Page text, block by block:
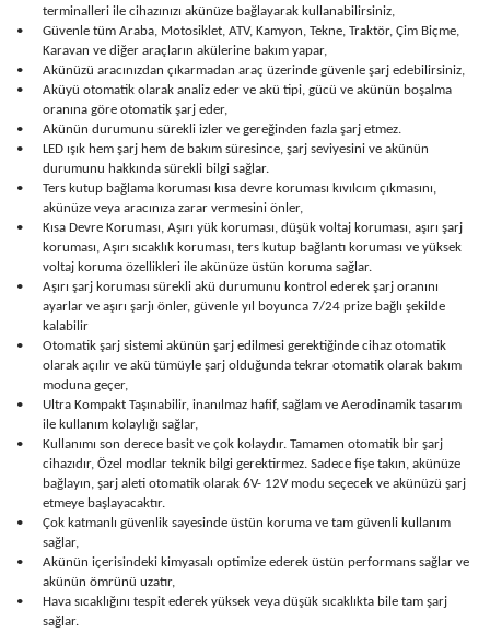
terminalleri ile cihazınızı akünüze bağlayarak kullanabilirsiniz,
•
Güvenle tüm Araba, Motosiklet, ATV, Kamyon, Tekne, Traktör, Çim Biçme,
Karavan ve diğer araçların akülerine bakım yapar,
•
Akünüzü aracınızdan çıkarmadan araç üzerinde güvenle şarj edebilirsiniz,
•
Aküyü otomatik olarak analiz eder ve akü tipi, gücü ve akünün boşalma
oranına göre otomatik şarj eder,
•
Akünün durumunu sürekli izler ve gereğinden fazla şarj etmez.
•
LED ışık hem şarj hem de bakım süresince, şarj seviyesini ve akünün
durumunu hakkında sürekli bilgi sağlar.
•
Ters kutup bağlama koruması kısa devre koruması kıvılcım çıkmasını,
akünüze veya aracınıza zarar vermesini önler,
•
Kısa Devre Koruması, Aşırı yük koruması, düşük voltaj koruması, aşırı şarj
koruması, Aşırı sıcaklık koruması, ters kutup bağlantı koruması ve yüksek
voltaj koruma özellikleri ile akünüze üstün koruma sağlar.
•
Aşırı şarj koruması sürekli akü durumunu kontrol ederek şarj oranını
ayarlar ve aşırı şarjı önler, güvenle yıl boyunca 7/24 prize bağlı şekilde
kalabilir
•
Otomatik şarj sistemi akünün şarj edilmesi gerektiğinde cihaz otomatik
olarak açılır ve akü tümüyle şarj olduğunda tekrar otomatik olarak bakım
moduna geçer,
•
Ultra Kompakt Taşınabilir, inanılmaz hafif, sağlam ve Aerodinamik tasarım
ile kullanım kolaylığı sağlar,
•
Kullanımı son derece basit ve çok kolaydır. Tamamen otomatik bir şarj
cihazıdır, Özel modlar teknik bilgi gerektirmez. Sadece fişe takın, akünüze
bağlayın, şarj aleti otomatik olarak 6V- 12V modu seçecek ve akünüzü şarj
etmeye başlayacaktır.
•
Çok katmanlı güvenlik sayesinde üstün koruma ve tam güvenli kullanım
sağlar,
•
Akünün içerisindeki kimyasalı optimize ederek üstün performans sağlar ve
akünün ömrünü uzatır,
•
Hava sıcaklığını tespit ederek yüksek veya düşük sıcaklıkta bile tam şarj
sağlar.